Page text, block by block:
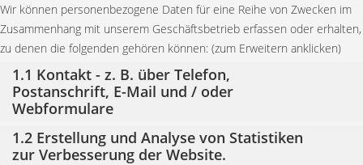
Wir können personenbezogene Daten für eine Reihe von Zwecken im
Zusammenhang mit unserem Geschäftsbetrieb erfassen oder erhalten,
zu denen die folgenden gehören können: (zum Erweitern anklicken)
1.1 Kontakt - z. B. über Telefon,
Postanschrift, E-Mail und / oder
Webformulare
1.2 Erstellung und Analyse von Statistiken
zur Verbesserung der Website.